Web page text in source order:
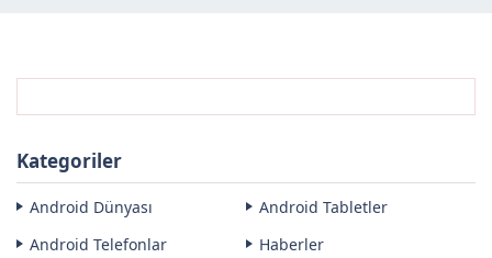
Kategoriler
Android Dünyası
Android Tabletler
Android Telefonlar
Haberler